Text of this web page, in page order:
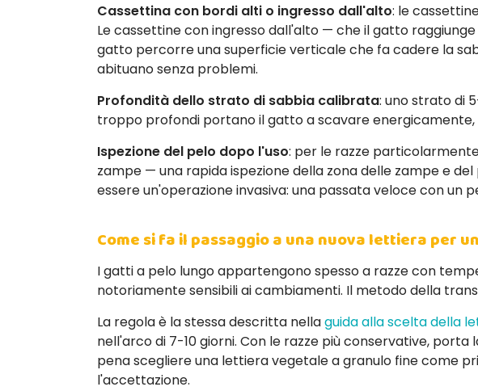
Cassettina con bordi alti o ingresso dall'alto: le
Le cassettine con ingresso dall'alto — che il gatto
gatto percorre una superficie verticale che fa cadere la
abituano senza problemi.
Profondità dello strato di sabbia calibrata: uno strato di
troppo profondi portano il gatto a scavare energicamente,
Ispezione del pelo dopo l'uso: per le razze
zampe — una rapida ispezione della zona delle zampe e
essere un'operazione invasiva: una passata veloce con un
Come si fa il passaggio a una nuova lettiera per
I gatti a pelo lungo appartengono spesso a razze con
notoriamente sensibili ai cambiamenti. Il metodo della
La regola è la stessa descritta nellaguida alla scelta della
nell'arco di 7-10 giorni. Con le razze più conservative,
pena scegliere una lettiera vegetale a granulo fine come
l'accettazione.